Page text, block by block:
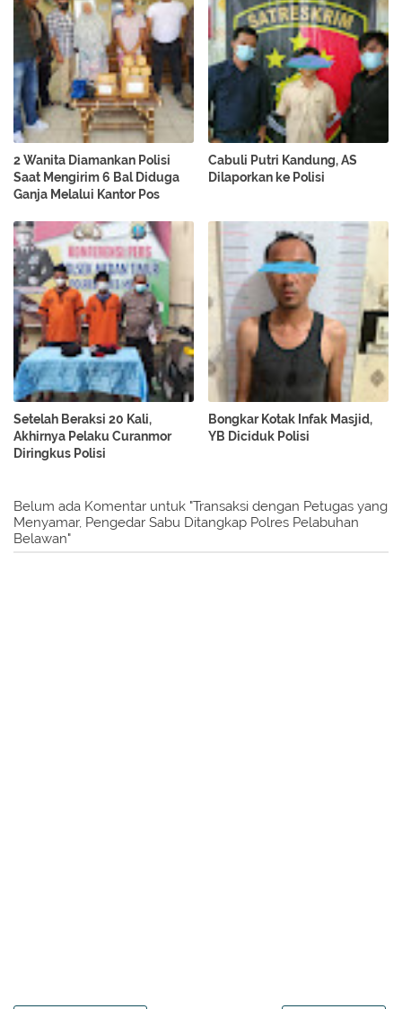
2 Wanita Diamankan Polisi
Saat Mengirim 6 Bal Diduga
Ganja Melalui Kantor Pos
Cabuli Putri Kandung, AS
Dilaporkan ke Polisi
Setelah Beraksi 20 Kali,
Akhirnya Pelaku Curanmor
Diringkus Polisi
Bongkar Kotak Infak Masjid,
YB Diciduk Polisi
Belum ada Komentar untuk "Transaksi dengan Petugas yang
Menyamar, Pengedar Sabu Ditangkap Polres Pelabuhan
Belawan"